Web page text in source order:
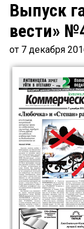
ЗАКОН
СТИЛЬ ЖИЗНИ
Выпуск
вести»
от 7 декабря